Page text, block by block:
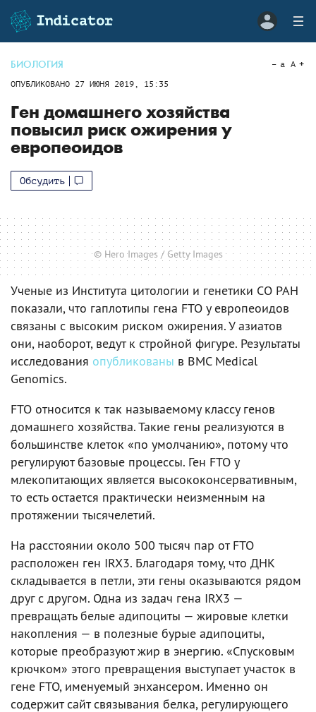
БИОЛОГИЯ
ОПУБЛИКОВАНО 27 ИЮНЯ 2019, 15:35
a A
Ген домашнего хозяйства
повысил риск ожирения у
европеоидов
Обсудить
© Hero Images / Getty Images
Ученые из Института цитологии и генетики СО РАН
показали, что гаплотипы гена FTO у европеоидов
связаны с высоким риском ожирения. У азиатов
они, наоборот, ведут к стройной фигуре. Результаты
исследования опубликованы в BMC Medical
Genomics.
FTO относится к так называемому классу генов
домашнего хозяйства. Такие гены реализуются в
большинстве клеток «по умолчанию», потому что
регулируют базовые процессы. Ген FTO у
млекопитающих является высококонсервативным,
то есть остается практически неизменным на
протяжении тысячелетий.
На расстоянии около 500 тысяч пар от FTO
расположен ген IRX3. Благодаря тому, что ДНК
складывается в петли, эти гены оказываются рядом
друг с другом. Одна из задач гена IRX3 —
превращать белые адипоциты — жировые клетки
накопления — в полезные бурые адипоциты,
которые преобразуют жир в энергию. «Спусковым
крючком» этого превращения выступает участок в
гене FTO, именуемый энхансером. Именно он
содержит сайт связывания белка, регулирующего